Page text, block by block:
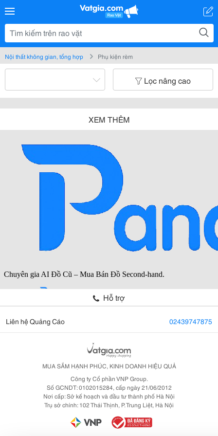
Nội thất không gian, tổng hợp Phụ kiện rèm
Lọc nâng cao
XEM THÊM
Hỗ trợ
Liên hệ Quảng Cáo 02439747875
MUA SẮM HẠNH PHÚC, KINH DOANH HIỆU QUẢ
Công ty Cổ phần VNP Group.
Số GCNDT: 0102015284, cấp ngày 21/06/2012
Nơi cấp: Sở kế hoạch và đầu tư thành phố Hà Nội
Trụ sở chính: 102 Thái Thịnh, P. Trung Liệt, Hà Nội